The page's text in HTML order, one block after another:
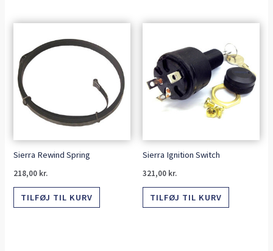
Sierra Rewind Spring
218,00 kr.
TILFØJ TIL KURV
Sierra Ignition Switch
321,00 kr.
TILFØJ TIL KURV